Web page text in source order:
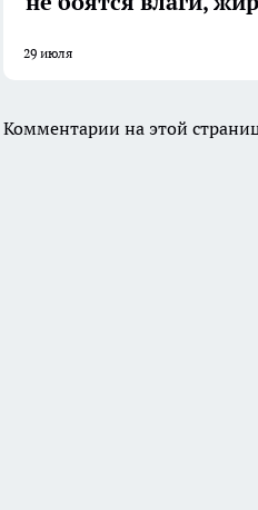
29 июля
Комментарии на этой